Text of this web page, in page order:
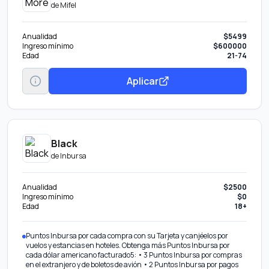
deMifel
Anualidad
$5499
Ingreso mínimo
$600000
Edad
21-74
Aplicar
Black
deInbursa
Anualidad
$2500
Ingreso mínimo
$0
Edad
18+
Puntos Inbursa por cada compra con su Tarjeta y canjéelos por
vuelos y estancias en hoteles. Obtenga más Puntos Inbursa por
cada dólar americano facturado5: • 3 Puntos Inbursa por compras
en el extranjero y de boletos de avión • 2 Puntos Inbursa por pagos